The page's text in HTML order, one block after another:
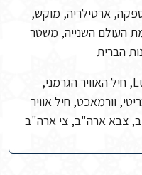
ארטילריה, מוקש,
העולם השנייה, משטר
הברית
Luftwaffe, חיל האוויר הגרמני,
וורמאכט, חיל אוויר
צבא ארה"ב, צי ארה"ב